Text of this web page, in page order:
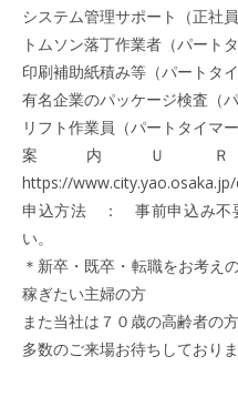
システム管理サポート（正社員
トムソン落丁作業者（パートタ
印刷補助紙積み等（パートタイ
有名企業のパッケージ検査（
リフト作業員（パートタイマ
案内
https://
申込方法 ： 事前申込み不
い。
＊新卒・既卒・転職をお考え
稼ぎたい主婦の方
また当社は７０歳の高齢者の
多数のご来場お待ちしておりま